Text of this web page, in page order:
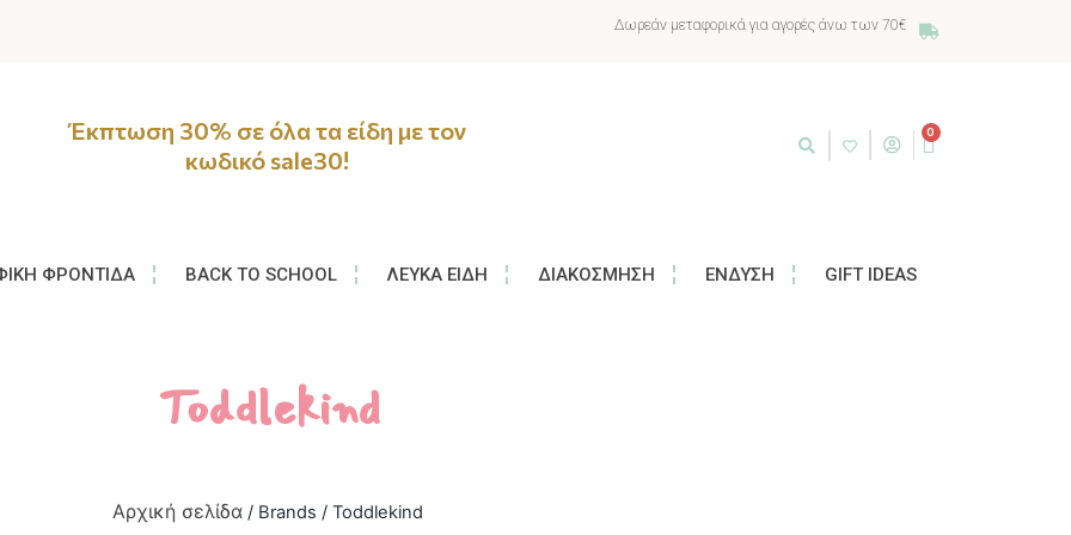
Δωρεάν μεταφορικά για αγορές άνω των 70€
Έκπτωση 30% σε όλα τα είδη με τον
κωδικό sale30!
0
ΦΡΟΝΤΊΔΑ BACK TO SCHOOL ΛΕΥΚΆ ΕΊΔΗ ΔΙΑΚΌΣΜΗΣΗ ΈΝΔΥΣΗ GIFT IDEAS
Toddlekind
Αρχική σελίδα / Brands / Toddlekind